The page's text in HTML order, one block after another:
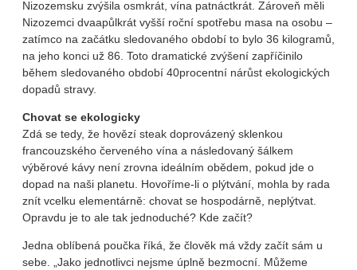
Nizozemsku zvýšila osmkrát, vína patnáctkrát. Zároveň měli
Nizozemci dvaapůlkrát vyšší roční spotřebu masa na osobu –
zatímco na začátku sledovaného období to bylo 36 kilogramů,
na jeho konci už 86. Toto dramatické zvýšení zapříčinilo
během sledovaného období 40procentní nárůst ekologických
dopadů stravy.
Chovat se ekologicky
Zdá se tedy, že hovězí steak doprovázený sklenkou
francouzského červeného vína a následovaný šálkem
výběrové kávy není zrovna ideálním obědem, pokud jde o
dopad na naši planetu. Hovoříme-li o plýtvání, mohla by rada
znít vcelku elementárně: chovat se hospodárně, neplýtvat.
Opravdu je to ale tak jednoduché? Kde začít?
Jedna oblíbená poučka říká, že člověk má vždy začít sám u
sebe. „Jako jednotlivci nejsme úplně bezmocní. Můžeme